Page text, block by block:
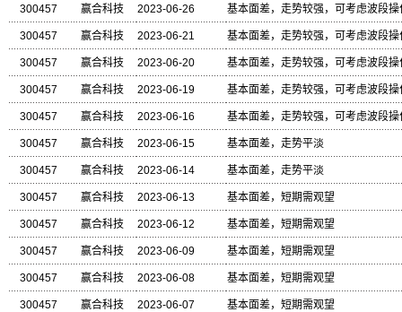
300457 赢合科技 2023-06-26 基本面差，走势较强，可考虑波段操
300457 赢合科技 2023-06-21 基本面差，走势较强，可考虑波段操
300457 赢合科技 2023-06-20 基本面差，走势较强，可考虑波段操
300457 赢合科技 2023-06-19 基本面差，走势较强，可考虑波段操
300457 赢合科技 2023-06-16 基本面差，走势较强，可考虑波段操
300457 赢合科技 2023-06-15 基本面差，走势平淡
300457 赢合科技 2023-06-14 基本面差，走势平淡
300457 赢合科技 2023-06-13 基本面差，短期需观望
300457 赢合科技 2023-06-12 基本面差，短期需观望
300457 赢合科技 2023-06-09 基本面差，短期需观望
300457 赢合科技 2023-06-08 基本面差，短期需观望
300457 赢合科技 2023-06-07 基本面差，短期需观望